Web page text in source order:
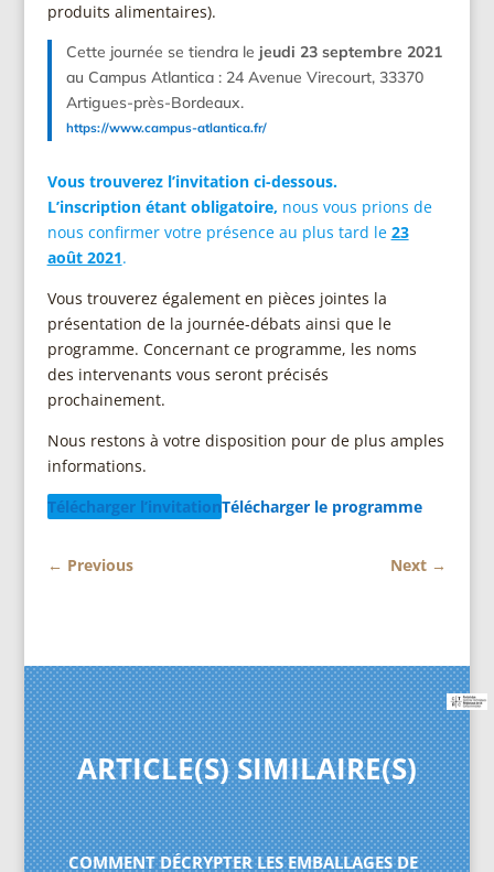
produits alimentaires).
Cette journée se tiendra le jeudi 23 septembre 2021
au Campus Atlantica : 24 Avenue Virecourt, 33370
Artigues-près-Bordeaux.
https://www.campus-atlantica.fr/
Vous trouverez l’invitation ci-dessous.
L’inscription étant obligatoire, nous vous prions de
nous confirmer votre présence au plus tard le 23
août 2021.
Vous trouverez également en pièces jointes la
présentation de la journée-débats ainsi que le
programme. Concernant ce programme, les noms
des intervenants vous seront précisés
prochainement.
Nous restons à votre disposition pour de plus amples
informations.
Télécharger l’invitationTélécharger le programme
← Previous Next →
ARTICLE(S) SIMILAIRE(S)
COMMENT DÉCRYPTER LES EMBALLAGES DE